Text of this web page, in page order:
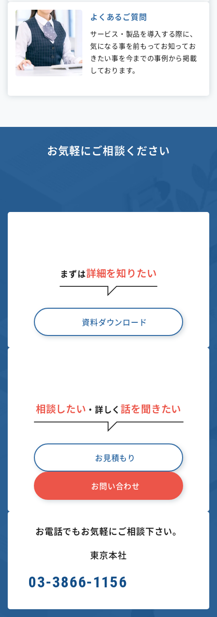
よくあるご質問
サービス・製品を導入する際に、
気になる事を前もってお知ってお
きたい事を今までの事例から掲載
しております。
お気軽にご相談ください
まずは詳細を知りたい
資料ダウンロード
相談したい ・詳しく話を聞きたい
お見積もり
お問い合わせ
お電話でもお気軽にご相談下さい。
東京本社
03-3866-1156